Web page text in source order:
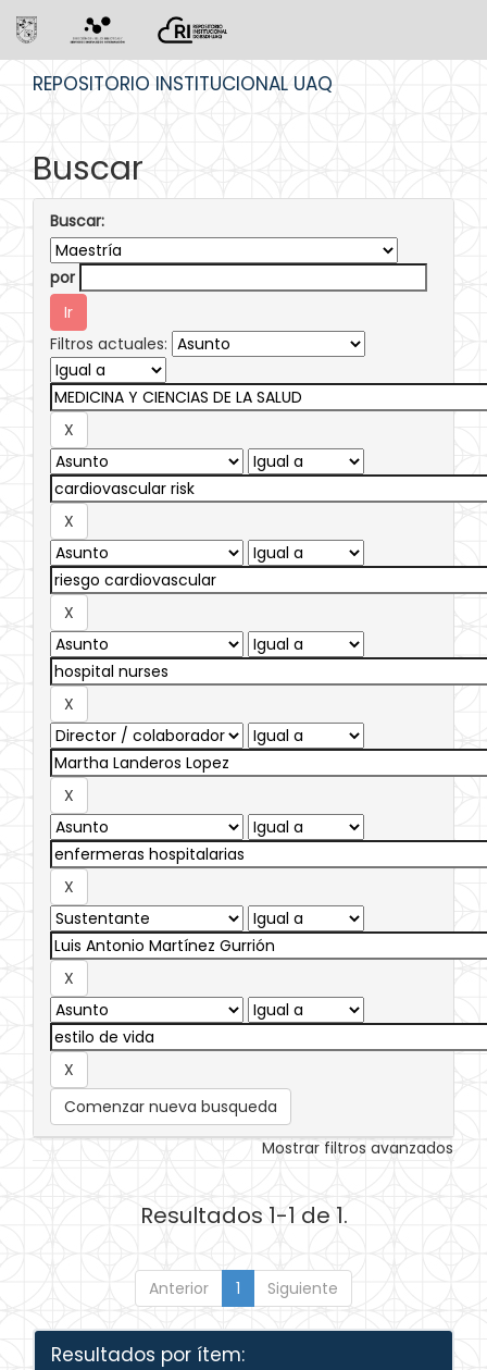
REPOSITORIO INSTITUCIONAL UAQ
Buscar
Buscar:
por
Filtros actuales:
Comenzar nueva busqueda
Mostrar filtros avanzados
Resultados 1-1 de 1.
Anterior 1 Siguiente
Resultados por ítem: